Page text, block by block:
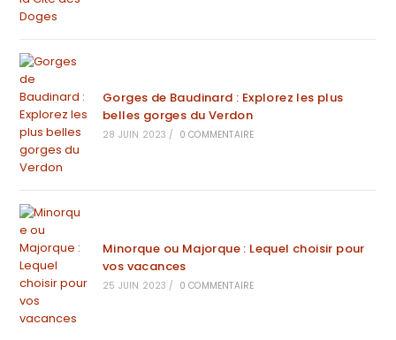
Gorges de Baudinard : Explorez les plus
belles gorges du Verdon
28 JUIN 2023 / 0 COMMENTAIRE
Minorque ou Majorque : Lequel choisir pour
vos vacances
25 JUIN 2023 / 0 COMMENTAIRE